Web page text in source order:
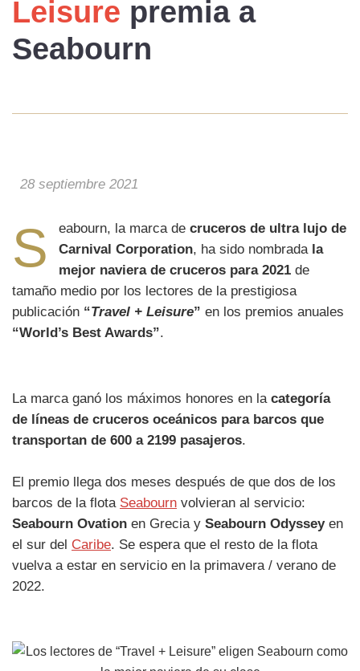
Leisure premia a
Seabourn
28 septiembre 2021
S eabourn, la marca decruceros de ultra lujo de
Carnival Corporation, ha sido nombrada la
mejor naviera de cruceros para 2021 de
tamaño medio por los lectores de la prestigiosa
publicación “Travel + Leisure” en los premios anuales
“World’s Best Awards”.
La marca ganó los máximos honores en la categoría
de líneas de cruceros oceánicos para barcos que
transportan de 600 a 2199 pasajeros.
El premio llega dos meses después de que dos de los
barcos de la flota Seabourn volvieran al servicio:
Seabourn Ovation en Grecia y Seabourn Odysseyen
el sur del Caribe. Se espera que el resto de la flota
vuelva a estar en servicio en la primavera / verano de
2022.